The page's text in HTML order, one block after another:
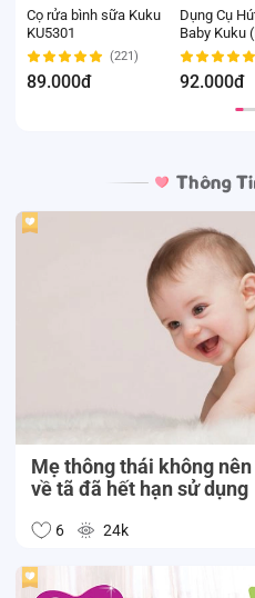
Cọ rửa bình sữa Kuku
KU5301
(221)
89.000đ
Dụng Cụ
Baby Kuku
92.000đ
Mẹ thông thái không
về tã đã hết hạn sử dụng
6 24k